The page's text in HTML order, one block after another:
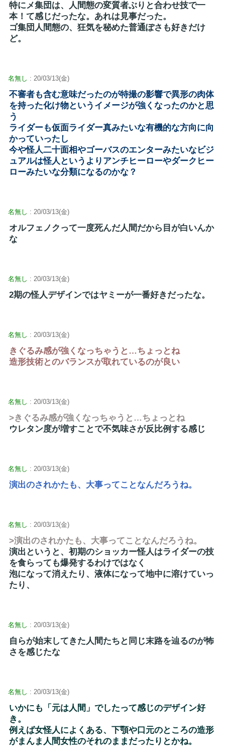
特にメ集団は、人間態の変質者ぶりと合わせ技で一
本！て感じだったな。あれは見事だった。
ゴ集団人間態の、狂気を秘めた普通ぽさも好きだけ
ど。
名無し : 20/03/13(金)
不審者も含む意味だったのが特撮の影響で異形の肉体
を持った化け物というイメージが強くなったのかと思
う
ライダーも仮面ライダー真みたいな有機的な方向に向
かっていったし
今や怪人二十面相やゴーバスのエンターみたいなビジ
ュアルは怪人というよりアンチヒーローやダークヒー
ローみたいな分類になるのかな？
名無し : 20/03/13(金)
オルフェノクって一度死んだ人間だから目が白いんか
な
名無し : 20/03/13(金)
2期の怪人デザインではヤミーが一番好きだったな。
名無し : 20/03/13(金)
きぐるみ感が強くなっちゃうと…ちょっとね
造形技術とのバランスが取れているのが良い
名無し : 20/03/13(金)
>きぐるみ感が強くなっちゃうと…ちょっとね
ウレタン度が増すことで不気味さが反比例する感じ
名無し : 20/03/13(金)
演出のされかたも、大事ってことなんだろうね。
名無し : 20/03/13(金)
>演出のされかたも、大事ってことなんだろうね。
演出というと、初期のショッカー怪人はライダーの技
を食らっても爆発するわけではなく
泡になって消えたり、液体になって地中に溶けていっ
たり、
名無し : 20/03/13(金)
自らが始末してきた人間たちと同じ末路を辿るのが怖
さを感じたな
名無し : 20/03/13(金)
いかにも「元は人間」でしたって感じのデザイン好
き。
例えば女怪人によくある、下顎や口元のところの造形
がまんま人間女性のそれのままだったりとかね。